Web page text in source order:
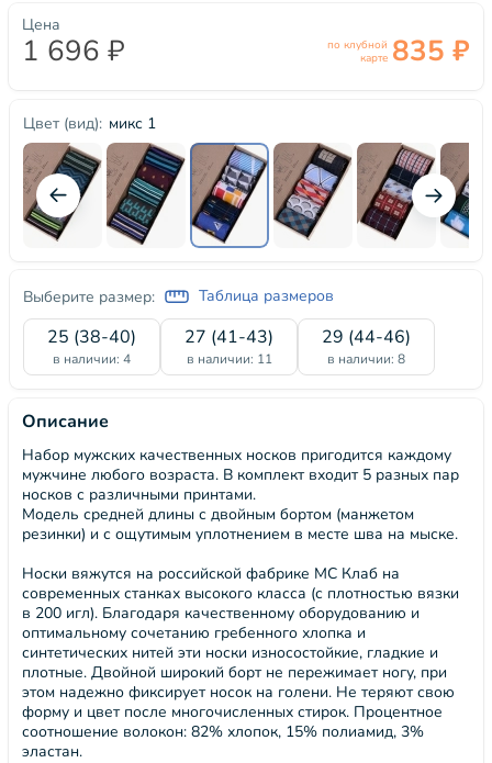
Цвет (вид): микс 1
Выберите размер: Таблица размеров
25 (38-40)
в наличии: 4
27 (41-43)
в наличии: 11
29 (44-46)
в наличии: 8
Цена
1 696 ₽
по клубной
карте 835 ₽
Описание
Набор мужских качественных носков пригодится каждому
мужчине любого возраста. В комплект входит 5 разных пар
носков с различными принтами.
Модель средней длины с двойным бортом (манжетом
резинки) и с ощутимым уплотнением в месте шва на мыске.
Носки вяжутся на российской фабрике МС Клаб на
современных станках высокого класса (с плотностью вязки
в 200 игл). Благодаря качественному оборудованию и
оптимальному сочетанию гребенного хлопка и
синтетических нитей эти носки износостойкие, гладкие и
плотные. Двойной широкий борт не пережимает ногу, при
этом надежно фиксирует носок на голени. Не теряют свою
форму и цвет после многочисленных стирок. Процентное
соотношение волокон: 82% хлопок, 15% полиамид, 3%
эластан.